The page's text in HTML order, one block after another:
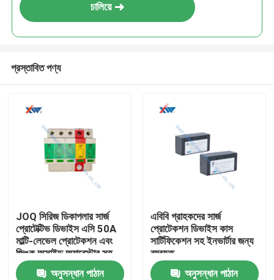
চালিয়ে
প্রস্তাবিত পণ্য
JOQ সিরিজ ডিকাপলার সার্জ
প্রোটেক্টিভ ডিভাইস এসি 50A
মাল্টি-লেভেল প্রোটেকশন এবং
জিঙ্ক অক্সাইড অ্যারেস্টার সহ
35মিমি রেল ইনস্টলেশনের জন্য
অনুসন্ধান পাঠান
এবিবি গ্রাহকদের সার্জ
প্রোটেকশন ডিভাইস কাস
সার্টিফিকেশন সহ ইনভার্টার জন্য
ব্যবহৃত
অনুসন্ধান পাঠান